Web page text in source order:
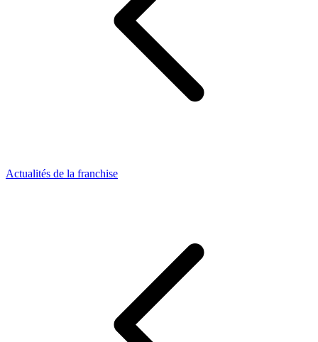
Actualités de la franchise